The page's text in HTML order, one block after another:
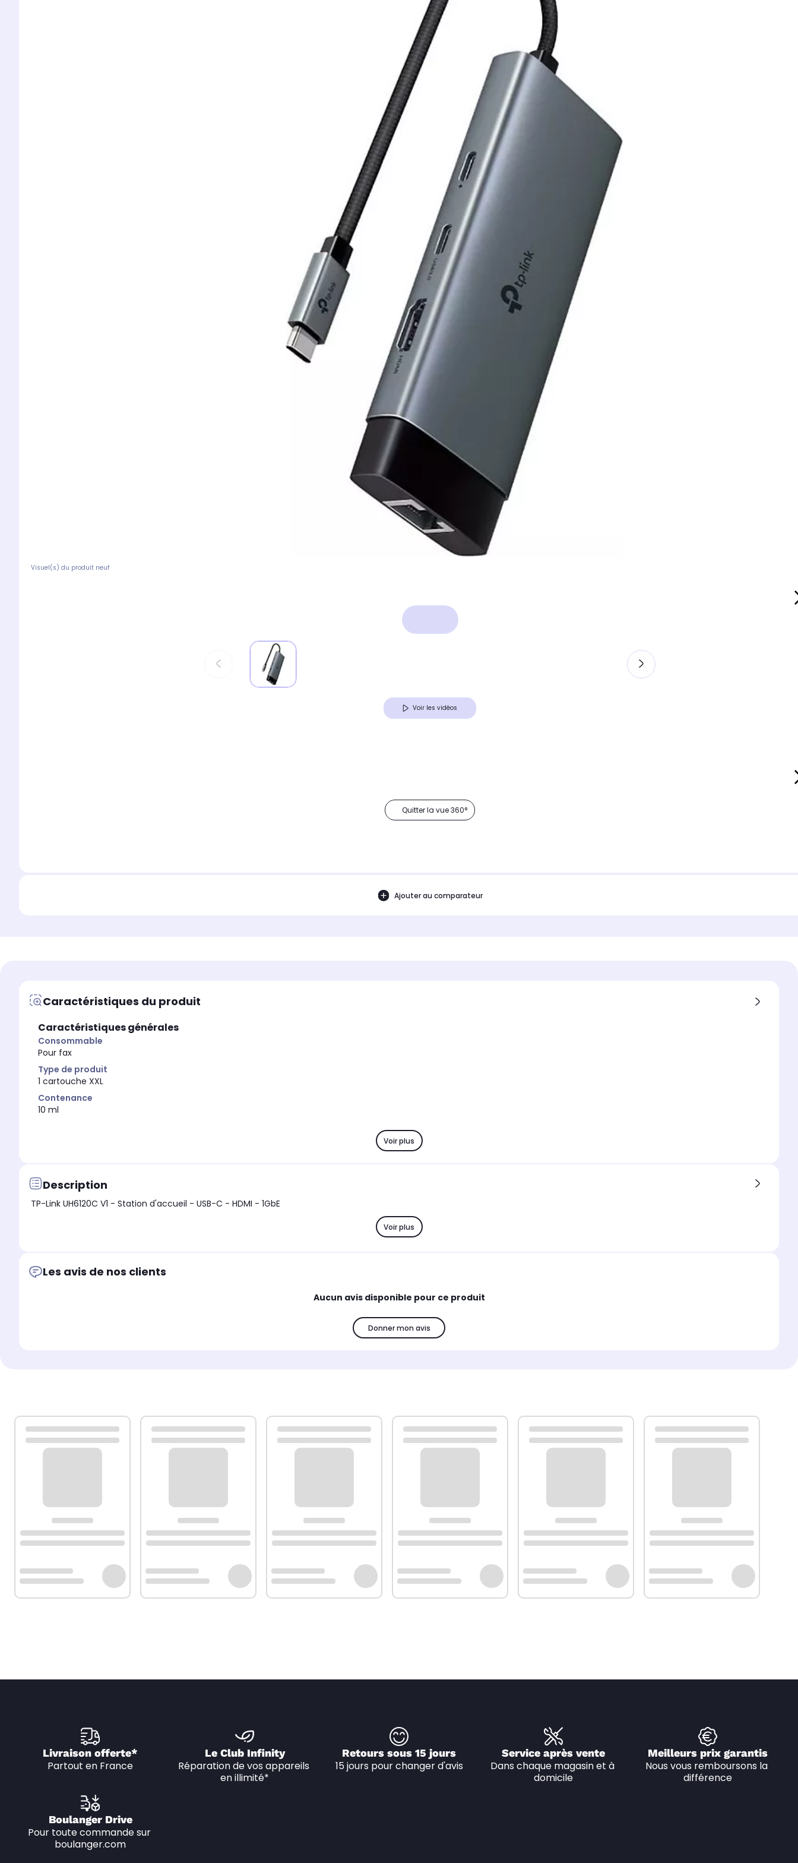
Visuel(s) du produit neuf
Voir les vidéos
Quitter la vue 360°
Ajouter au comparateur
Caractéristiques du produit
Caractéristiques générales
Consommable
Pour fax
Type de produit
1 cartouche XXL
Contenance
10 ml
Voir plus
Description
TP-Link UH6120C V1 - Station d'accueil - USB-C - HDMI - 1GbE
Voir plus
Les avis de nos clients
Aucun avis disponible pour ce produit
Donner mon avis
Livraison offerte*
Partout en France
Le Club Infinity
Réparation de vos appareils
en illimité*
Retours sous 15 jours
15 jours pour changer d'avis
Service après vente
Dans chaque magasin et à
domicile
Meilleurs prix garantis
Nous vous remboursons la
différence
Boulanger Drive
Pour toute commande sur
boulanger.com